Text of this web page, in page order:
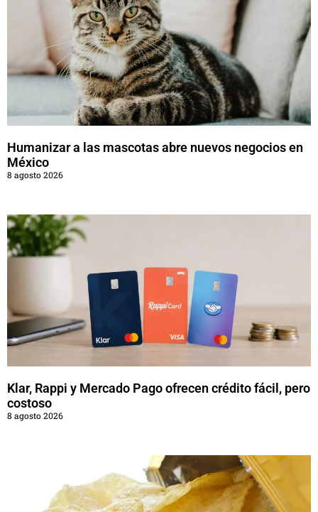
Humanizar a las mascotas abre nuevos negocios en
México
8 agosto 2026
Klar, Rappi y Mercado Pago ofrecen crédito fácil, pero
costoso
8 agosto 2026